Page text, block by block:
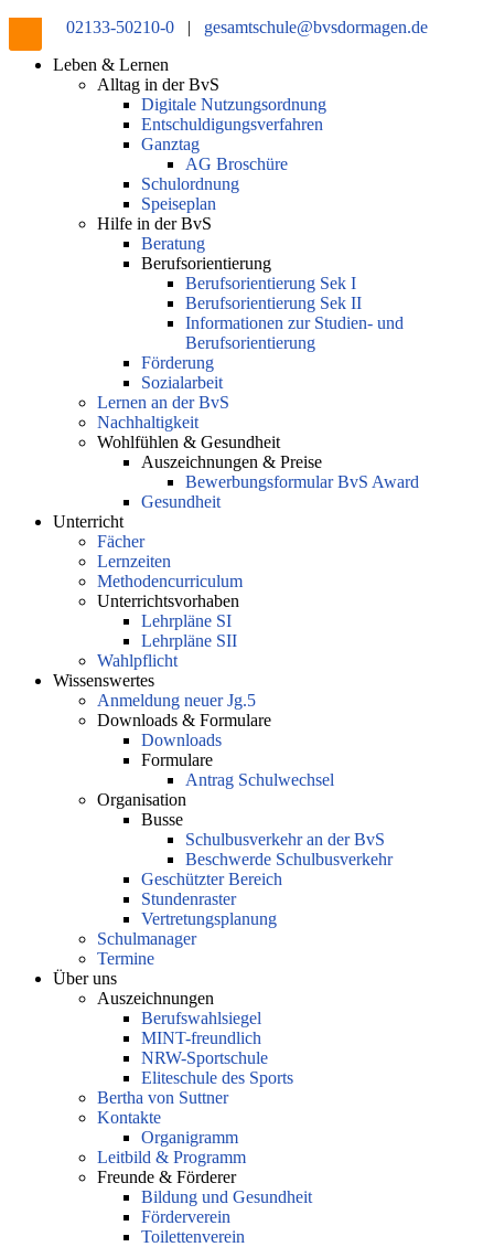
02133-50210-0 | gesamtschule@bvsdormagen.de
Leben & Lernen
Alltag in der BvS
Digitale Nutzungsordnung
Entschuldigungsverfahren
Ganztag
AG Broschüre
Schulordnung
Speiseplan
Hilfe in der BvS
Beratung
Berufsorientierung
Berufsorientierung Sek I
Berufsorientierung Sek II
Informationen zur Studien- und
Berufsorientierung
Förderung
Sozialarbeit
Lernen an der BvS
Nachhaltigkeit
Wohlfühlen & Gesundheit
Auszeichnungen & Preise
Bewerbungsformular BvS Award
Gesundheit
Unterricht
Fächer
Lernzeiten
Methodencurriculum
Unterrichtsvorhaben
Lehrpläne SI
Lehrpläne SII
Wahlpflicht
Wissenswertes
Anmeldung neuer Jg.5
Downloads & Formulare
Downloads
Formulare
Antrag Schulwechsel
Organisation
Busse
Schulbusverkehr an der BvS
Beschwerde Schulbusverkehr
Geschützter Bereich
Stundenraster
Vertretungsplanung
Schulmanager
Termine
Über uns
Auszeichnungen
Berufswahlsiegel
MINT-freundlich
NRW-Sportschule
Eliteschule des Sports
Bertha von Suttner
Kontakte
Organigramm
Leitbild & Programm
Freunde & Förderer
Bildung und Gesundheit
Förderverein
Toilettenverein